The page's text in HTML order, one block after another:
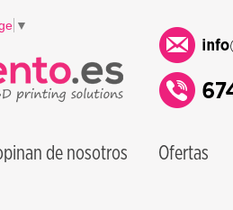
▼
de nosotros Ofertas